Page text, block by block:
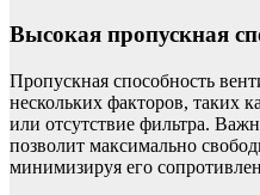
Высокая пропускная
Пропускная способность
нескольких факторов, таких
или отсутствие фильтра.
позволит максимально
минимизируя его